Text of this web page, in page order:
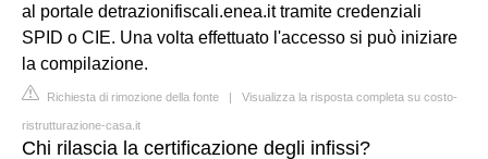
al portale detrazionifiscali.enea.it tramite credenziali
SPID o CIE. Una volta effettuato l'accesso si può iniziare
la compilazione.
Richiesta di rimozione della fonte | Visualizza la risposta completa su costo-
ristrutturazione-casa.it
Chi rilascia la certificazione degli infissi?